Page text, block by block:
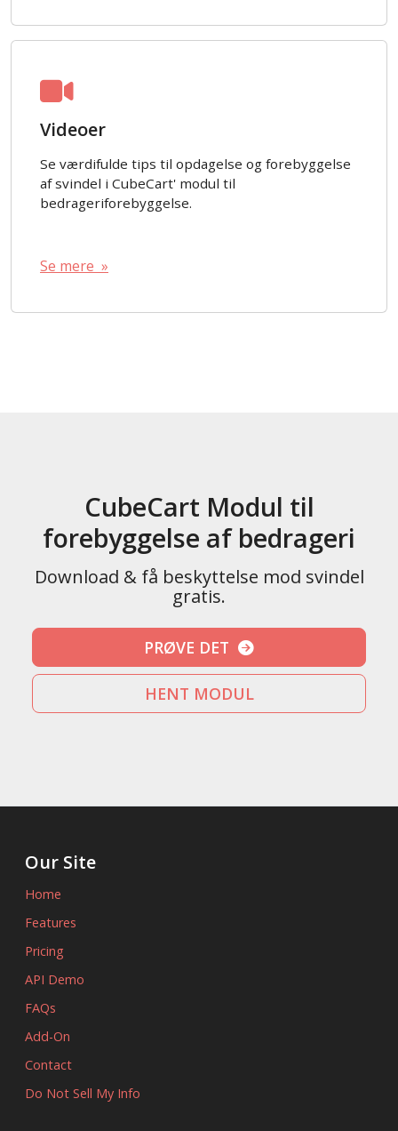
Videoer
Se værdifulde tips til opdagelse og forebyggelse
af svindel i CubeCart' modul til
bedrageriforebyggelse.
Se mere »
CubeCart Modul til
forebyggelse af bedrageri
Download & få beskyttelse mod svindel
gratis.
PRØVE DET
HENT MODUL
Our Site
Home
Features
Pricing
API Demo
FAQs
Add-On
Contact
Do Not Sell My Info